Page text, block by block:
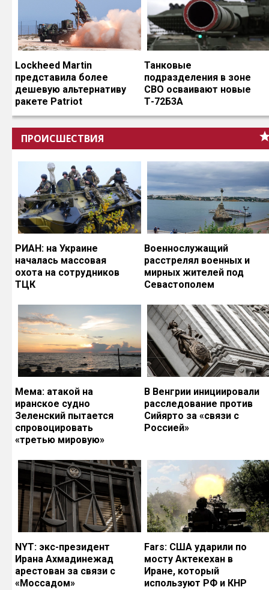
Lockheed Martin
представила более
дешевую альтернативу
ракете Patriot
Танковые
подразделения в зоне
СВО осваивают новые
Т-72Б3А
ПРОИСШЕСТВИЯ
РИАН: на Украине
началась массовая
охота на сотрудников
ТЦК
Военнослужащий
расстрелял военных и
мирных жителей под
Севастополем
Мема: атакой на
иранское судно
Зеленский пытается
спровоцировать
«третью мировую»
В Венгрии инициировали
расследование против
Сийярто за «связи с
Россией»
NYT: экс-президент
Ирана Ахмадинежад
арестован за связи с
«Моссадом»
Fars: США ударили по
мосту Актекехан в
Иране, который
используют РФ и КНР